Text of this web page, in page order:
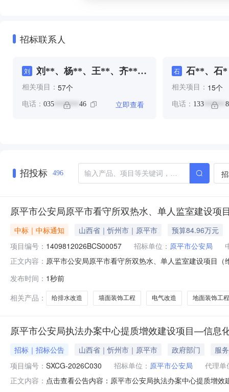
招标联系人
刘
刘**、杨**、王**、齐**、
相关项目： 57个
电话： 035 ******* 46 立即查看
石 石**、石*
相关项目： 15个
电话： 133******
招投标 496
原平市公安局原平市看守所双热水、单人监室建设项
中标｜中标通知 山西省｜忻州市｜原平市
预算84.96万元
项目编号： 1409812026BCS00057 招标单位： 原平市公安局
正文内容： 原平市公安局原平市看守所双热水、单人监室建设项目
2幢1单元5层0501号报价：844000（元）92.672.废标
理执业
发布时间： 1秒前
相关产品：
给排水改造 墙面装饰工程 电气改造 地面装饰工程
原平市公安局执法办案中心提质增效建设项目—信息
招标｜招标公告 山西省｜忻州市｜原平市 政府部门
服务
项目编号： SXCG-2026C030 招标单位： 原平市公安局
代理单
正文内容： 点击查看公告内容：原平市公安局执法办案中心提质增